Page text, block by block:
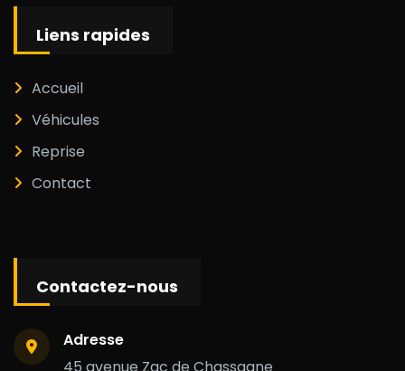
Liens rapides
Accueil
Véhicules
Reprise
Contact
Contactez-nous
Adresse